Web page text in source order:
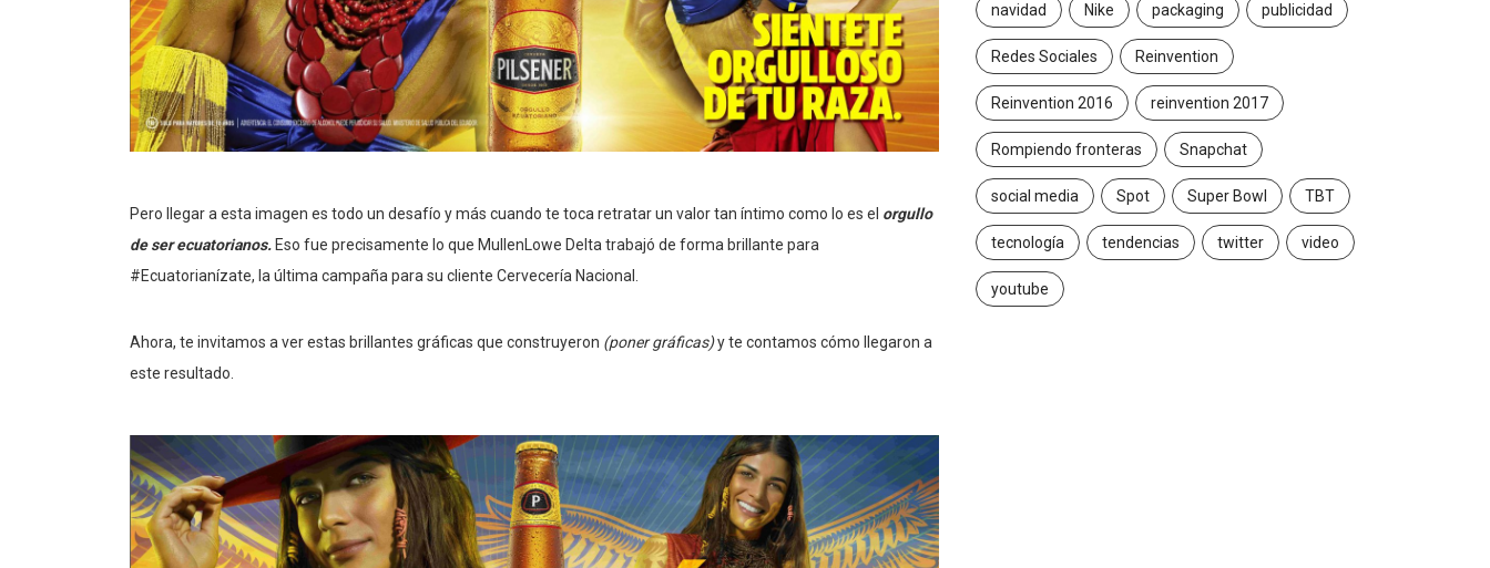
Pero llegar a esta imagen es todo un desafío y más cuando te toca retratar un valor tan íntimo como lo es el orgullo
de ser ecuatorianos. Eso fue precisamente lo que MullenLowe Delta trabajó de forma brillante para
#Ecuatorianízate, la última campaña para su cliente Cervecería Nacional.
Ahora, te invitamos a ver estas brillantes gráficas que construyeron (poner gráficas)y te contamos cómo llegaron a
este resultado.
navidad Nike packaging publicidad
Redes Sociales Reinvention
Reinvention 2016 reinvention 2017
Rompiendo fronteras Snapchat
social media Spot Super Bowl TBT
tecnología tendencias twitter video
youtube